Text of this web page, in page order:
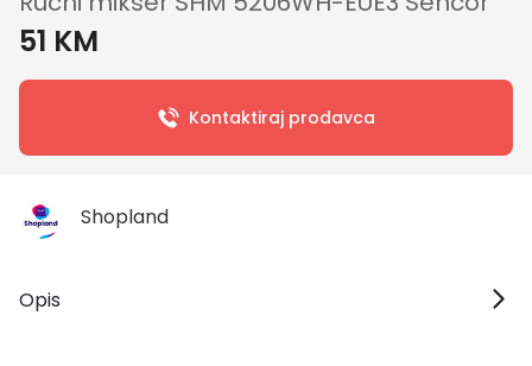
51 KM
Kontaktiraj prodavca
Shopland
Opis